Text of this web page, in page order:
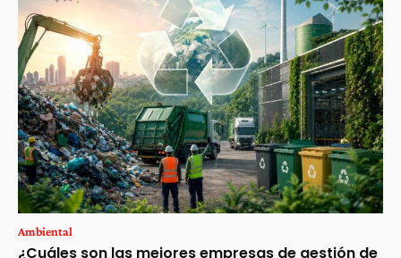
Ambiental
¿Cuáles son las mejores empresas de gestión de